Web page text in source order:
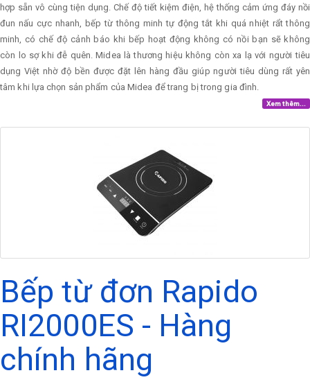
hợp sẵn vô cùng tiện dụng. Chế độ tiết kiệm điện, hệ thống cảm ứng đáy nồi
đun nấu cực nhanh, bếp từ thông minh tự động tắt khi quá nhiệt rẩt thông
minh, có chế độ cảnh báo khi bếp hoạt động không có nồi bạn sẽ không
còn lo sợ khi đễ quên. Midea là thương hiệu không còn xa lạ với người tiêu
dụng Việt nhờ độ bền được đặt lên hàng đầu giúp người tiêu dùng rất yên
tâm khi lựa chọn sản phẩm của Midea để trang bị trong gia đình.
Xem thêm...
Bếp từ đơn Rapido
RI2000ES - Hàng
chính hãng